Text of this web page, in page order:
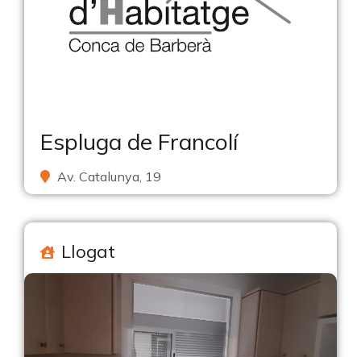
Espluga de Francolí
Av. Catalunya, 19
Llogat